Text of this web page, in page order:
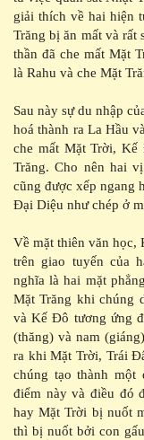
giải thích về hai hiện
Trăng bị ăn mất và
thần đã che mất Mặt
là Rahu và che Mặt
Sau này sự du nhập
hoá thành ra La Hầu
che mất Mặt Trời,
Trăng. Cho nên hai
cũng được xếp ngang
Đại Diệu như chép ở
Về mặt thiên văn học,
trên giao tuyến của
nghĩa là hai mặt
Mặt Trăng khi chúng
và Kế Đô tương ứng
(thăng) và nam
ra khi Mặt Trời, Trái
chúng tạo thành một
điểm này và điều đó
hay Mặt Trời bị nuốt
thì bị nuốt bởi con